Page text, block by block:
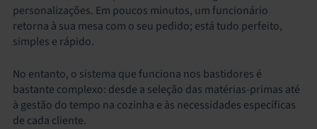
personalizações. Em poucos minutos, um funcionário
retorna à sua mesa com o seu pedido; está tudo perfeito,
simples e rápido.
No entanto, o sistema que funciona nos bastidores é
bastante complexo: desde a seleção das matérias-primas até
à gestão do tempo na cozinha e às necessidades específicas
de cada cliente.